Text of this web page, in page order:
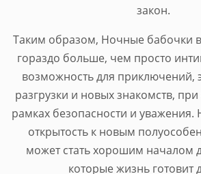
закон.
Таким образом, Ночные бабочки
гораздо больше, чем просто
возможность для приключений,
разгрузки и новых знакомств,
рамках безопасности и уважения.
открытость к новым
может стать хорошим началом
которые жизнь готовит